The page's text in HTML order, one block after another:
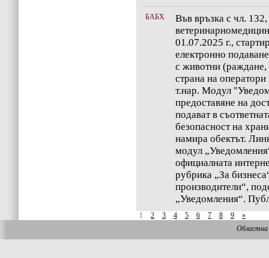
БАБХ
Във връзка с чл. 132,
01.07.2025 г.,
електронно
с животни (раждане,
страна на
т.нар. Модул
предоставяне на
подават в
безопасност на
намира обектът.
модул
официалната
рубрика „За
производители“,
„Уведомления“.
1 2 3 4 5 6 7 8 9
»
Областна